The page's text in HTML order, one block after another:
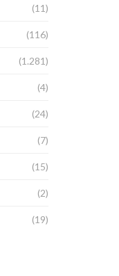
(11)
(116)
(1.281)
(4)
(24)
(7)
(15)
(2)
(19)